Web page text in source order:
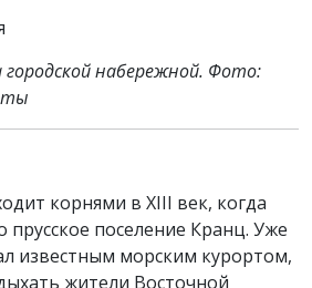
городской набережной. Фото:
корнями в XIII век, когда
прусское поселение Кранц. Уже
известным морским курортом,
жители Восточной